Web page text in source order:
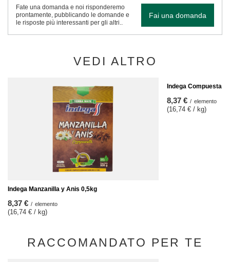
Fate una domanda e noi risponderemo
prontamente, pubblicando le domande e
le risposte più interessanti per gli altri..
Fai una domanda
VEDI ALTRO
Indega Manzanilla y Anis 0,5kg
8,37 € / elemento
(16,74 € / kg)
Indega Compuesta
8,37 € / elemento
(16,74 € / kg)
RACCOMANDATO PER TE